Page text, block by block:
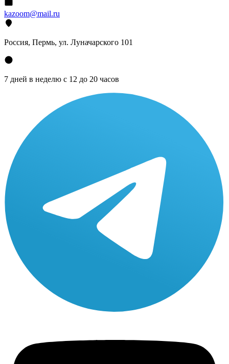
kazoom@mail.ru
Россия, Пермь, ул. Луначарского 101
7 дней в неделю с 12 до 20 часов